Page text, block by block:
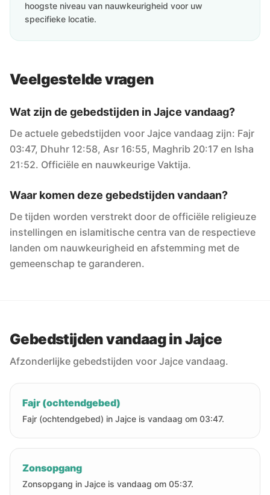
hoogste niveau van nauwkeurigheid voor uw
specifieke locatie.
Veelgestelde vragen
Wat zijn de gebedstijden in Jajce vandaag?
De actuele gebedstijden voor Jajce vandaag zijn: Fajr
03:47, Dhuhr 12:58, Asr 16:55, Maghrib 20:17 en Isha
21:52. Officiële en nauwkeurige Vaktija.
Waar komen deze gebedstijden vandaan?
De tijden worden verstrekt door de officiële religieuze
instellingen en islamitische centra van de respectieve
landen om nauwkeurigheid en afstemming met de
gemeenschap te garanderen.
Gebedstijden vandaag in Jajce
Afzonderlijke gebedstijden voor Jajce vandaag.
Fajr (ochtendgebed)
Fajr (ochtendgebed) in Jajce is vandaag om 03:47.
Zonsopgang
Zonsopgang in Jajce is vandaag om 05:37.